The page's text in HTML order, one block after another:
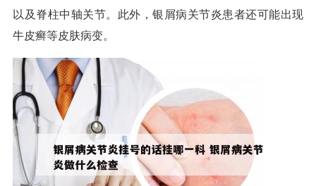
以及脊柱中轴关节。此外，银屑病关节炎患者还可能出现
牛皮癣等皮肤病变。